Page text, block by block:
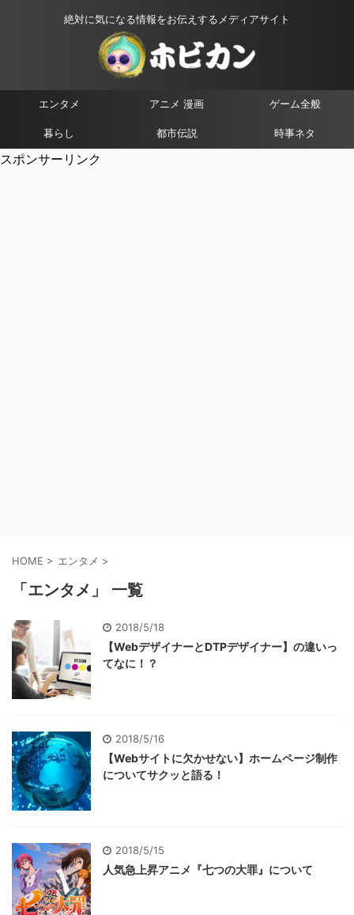
絶対に気になる情報をお伝えするメディアサイト
エンタメ アニメ 漫画 ゲーム全般
暮らし 都市伝説 時事ネタ
スポンサーリンク
HOME > エンタメ >
「エンタメ」 一覧
2018/5/18
【WebデザイナーとDTPデザイナー】の違いっ
てなに！？
2018/5/16
【Webサイトに欠かせない】ホームページ制作
についてサクッと語る！
2018/5/15
人気急上昇アニメ『七つの大罪』について